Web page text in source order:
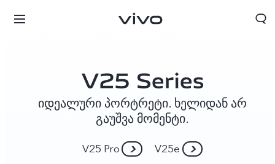
იდეალური პორტრეტი. ხელიდან არ
გაუშვა მომენტი.
V25 Pro V25e